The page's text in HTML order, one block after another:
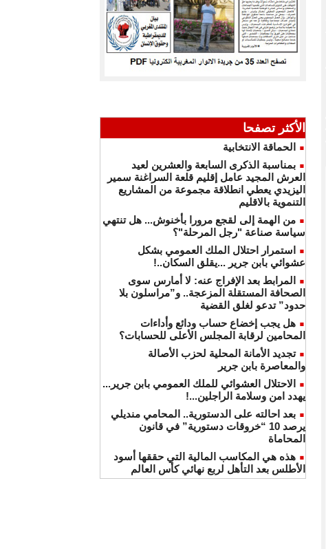
الأكثر تصفحا
الحماقة الانتخابية
بمناسبة الذكرى السابعة والعشرين لعيد
العرش المجيد عامل إقليم قلعة السراغنة سمير
اليزيدي يعطي انطلاقة مجموعة من المشاريع
التنموية بالاقليم
من الهمة إلى لقجع مرورا بأخنوش... هل تنتهي
سياسة صناعة "رجل المرحلة"؟
استمرار احتلال الملك العمومي بشكل
عشوائي بابن جرير ...يقلق السكان..!
المرابط بعد الإفراج عنه: لا أمارس سوى
الصحافة المستقلة المزعجة.. و”مراسلون بلا
حدود” تدعو لغلق القضية
هل يجب إخضاع حساب ودائع وأداءات
المحامين لرقابة المجلس الأعلى للحسابات؟
تجديد الأمانة المحلية لحزب الأصالة
والمعاصرة بابن جرير
الاحتلال العشوائي للملك العمومي بابن جرير...
يهدد امن وسلامة الراجلين...!
بعد احالته على الدستورية.. المحامي منديلي
يرصد 10 “خروقات دستورية” في قانون
المحاماة
هذه هي المكاسب المالية التي حققها أسود
الأطلس بعد التأهل لربع نهائي كأس العالم